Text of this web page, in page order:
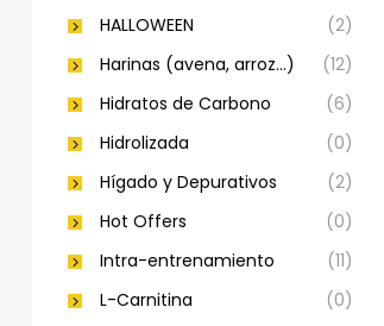
HALLOWEEN
(2)
Harinas (avena, arroz…)
(12)
Hidratos de Carbono
(6)
Hidrolizada
(0)
Hígado y Depurativos
(2)
Hot Offers
(0)
Intra-entrenamiento
(11)
L-Carnitina
(0)